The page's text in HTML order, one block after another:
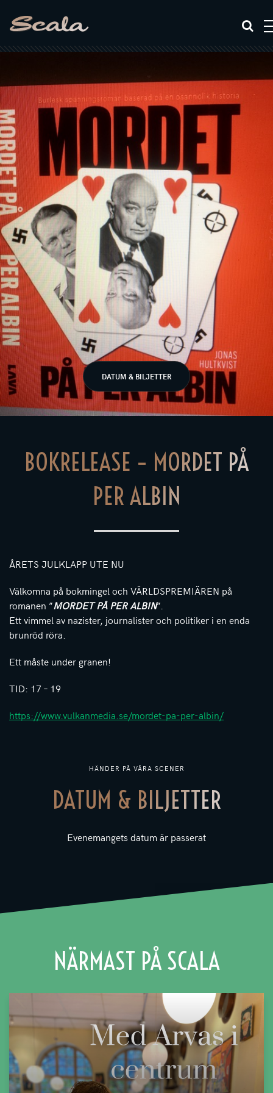
DATUM & BILJETTER
HÄNDER PÅ VÅRA SCENER
DATUM & BILJETTER
Evenemangets datum är passerat
BOKRELEASE – MORDET PÅ
PER ALBIN
ÅRETS JULKLAPP UTE NU
Välkomna på bokmingel och VÄRLDSPREMIÄREN på
romanen ”MORDET PÅ PER ALBIN”.
Ett vimmel av nazister, journalister och politiker i en enda
brunröd röra.
Ett måste under granen!
TID: 17 – 19
https://www.vulkanmedia.se/mordet-pa-per-albin/
NÄRMAST PÅ SCALA